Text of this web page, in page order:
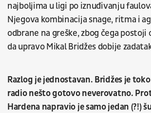
najboljima u ligi po iznuđivanju
Njegova kombinacija snage, ritma i
odbrane na greške, zbog čega postoji
da upravo Mikal Bridžes dobije
Razlog je jednostavan. Bridžes je
radio nešto gotovo neverovatno.
Hardena napravio je samo jedan (?!)